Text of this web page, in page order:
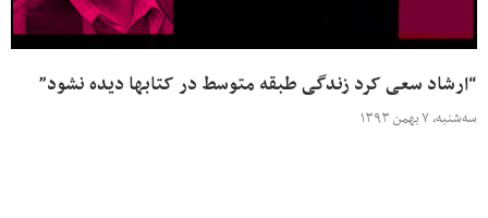
“ارشاد سعی کرد زندگی طبقه متوسط در کتابها دیده نشود”
سه‌شنبه، ۷ بهمن ۱۳۹۳